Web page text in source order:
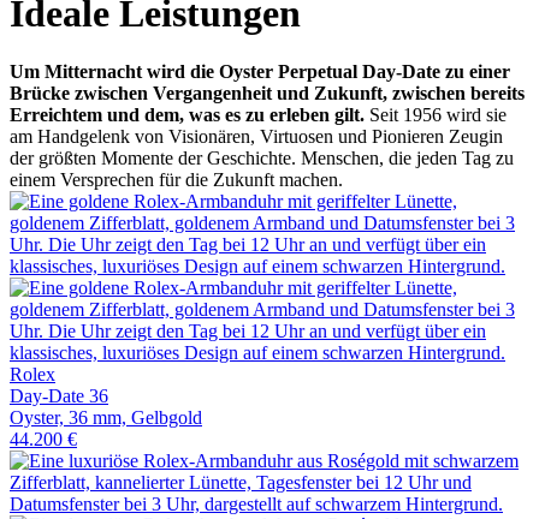
Ideale Leistungen
Um Mitternacht wird die Oyster Perpetual Day‑Date zu einer
Brücke zwischen Vergangenheit und Zukunft, zwischen bereits
Erreichtem und dem, was es zu erleben gilt. Seit 1956 wird sie
am Handgelenk von Visionären, Virtuosen und Pionieren Zeugin
der größten Momente der Geschichte. Menschen, die jeden Tag zu
einem Versprechen für die Zukunft machen.
Rolex
Day-Date 36
Oyster, 36 mm, Gelbgold
44.200 €